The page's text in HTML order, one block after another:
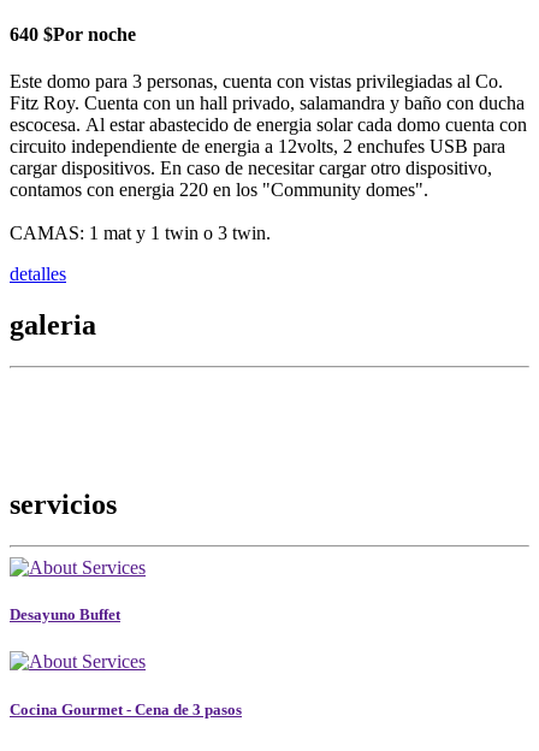
640 $Por noche
Este domo para 3 personas, cuenta con vistas privilegiadas al Co.
Fitz Roy. Cuenta con un hall privado, salamandra y baño con ducha
escocesa. Al estar abastecido de energia solar cada domo cuenta con
circuito independiente de energia a 12volts, 2 enchufes USB para
cargar dispositivos. En caso de necesitar cargar otro dispositivo,
contamos con energia 220 en los "Community domes".
CAMAS: 1 mat y 1 twin o 3 twin.
detalles
galeria
servicios
Desayuno Buffet
Cocina Gourmet - Cena de 3 pasos